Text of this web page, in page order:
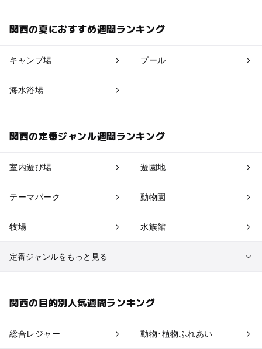
三宮・南京町
新神戸・北野
ポートターミナル・港島
関西の夏におすすめ週間ランキング
キャンプ場 プール
海水浴場
関西の定番ジャンル週間ランキング
室内遊び場 遊園地
テーマパーク 動物園
牧場 水族館
定番ジャンルをもっと見る
関西の目的別人気週間ランキング
総合レジャー 動物･植物ふれあい